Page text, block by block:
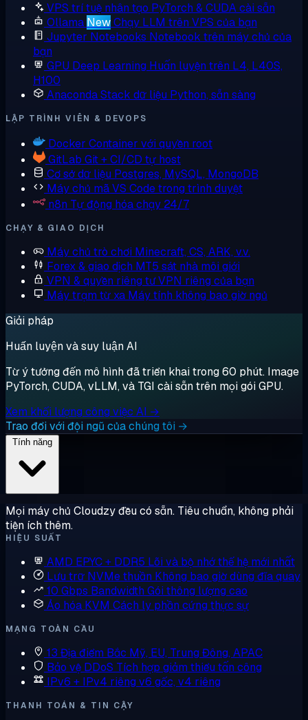
VPS trí tuệ nhân tạo PyTorch & CUDA cài sẵn
Ollama NewChạy LLM trên VPS của bạn
Jupyter Notebooks Notebook trên máy chủ của
bạn
GPU Deep Learning Huấn luyện trên L4, L40S,
H100
AnacondaStack dữ liệu Python, sẵn sàng
LẬP TRÌNH VIÊN & DEVOPS
Docker Container với quyền root
GitLab Git + CI/CD tự host
Cơ sở dữ liệu Postgres, MySQL, MongoDB
Máy chủ mãVS Code trong trình duyệt
n8n Tự động hóa chạy 24/7
CHẠY & GIAO DỊCH
Máy chủ trò chơi Minecraft, CS, ARK, v.v.
Forex & giao dịch MT5 sát nhà môi giới
VPN & quyền riêng tưVPN riêng của bạn
Máy trạm từ xa Máy tính không bao giờ ngủ
Giải pháp
Huấn luyện và suy luận AI
Từ ý tưởng đến mô hình đã triển khai trong 60 phút. Image
PyTorch, CUDA, vLLM, và TGI cài sẵn trên mọi gói GPU.
Xem khối lượng công việc AI →
Trao đổi với đội ngũ của chúng tôi →
Mọi máy chủ Cloudzy đều có sẵn. Tiêu chuẩn, không phải
tiện ích thêm.
HIỆU SUẤT
AMD EPYC + DDR5 Lõi và bộ nhớ thế hệ mới nhất
Lưu trữ NVMe thuần Không bao giờ dùng đĩa quay
10 Gbps Bandwidth Gói thông lượng cao
Ảo hóa KVM Cách ly phần cứng thực sự
MẠNG TOÀN CẦU
13 Địa điểm Bắc Mỹ, EU, Trung Đông, APAC
Bảo vệ DDoS Tích hợp giảm thiểu tấn công
IPv6 + IPv4 riêng v6 gốc, v4 riêng
THANH TOÁN & TIN CẬY